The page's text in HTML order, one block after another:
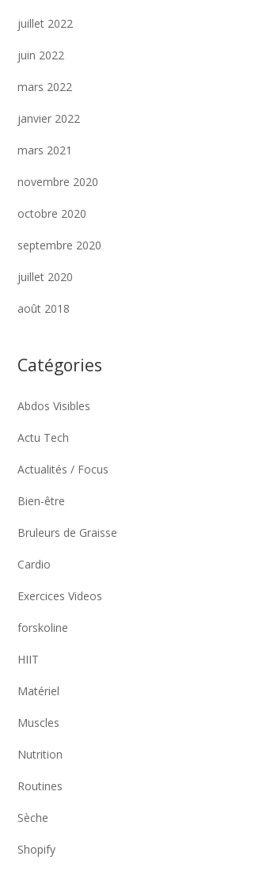
juillet 2022
juin 2022
mars 2022
janvier 2022
mars 2021
novembre 2020
octobre 2020
septembre 2020
juillet 2020
août 2018
Catégories
Abdos Visibles
Actu Tech
Actualités / Focus
Bien-être
Bruleurs de Graisse
Cardio
Exercices Videos
forskoline
HIIT
Matériel
Muscles
Nutrition
Routines
Sèche
Shopify